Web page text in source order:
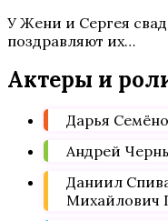
У Жени и Сергея
поздравляют их…
Актеры и
Дарья
Андрей
Даниил
Михайлович